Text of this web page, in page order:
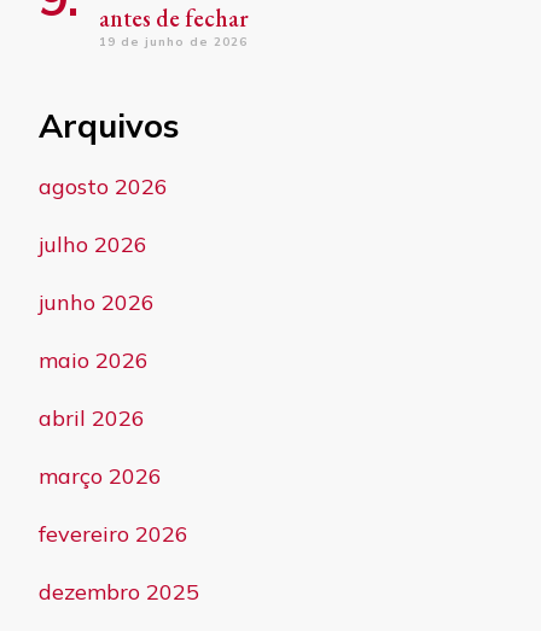
antes de fechar
19 de junho de 2026
Arquivos
agosto 2026
julho 2026
junho 2026
maio 2026
abril 2026
março 2026
fevereiro 2026
dezembro 2025